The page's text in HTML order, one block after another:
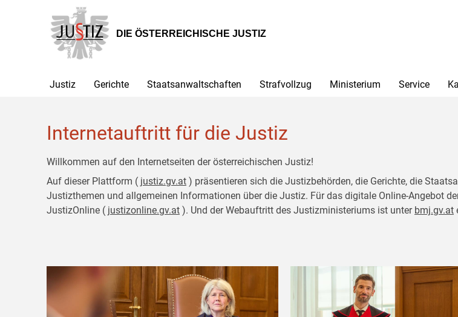
Hauptnavigation
[1]
Inhalt
[2]
DIE ÖSTERREICHISCHE JUSTIZ
Justiz Gerichte Staatsanwaltschaften Strafvollzug Ministerium Service
Internetauftritt für die Justiz
Willkommen auf den Internetseiten der österreichischen Justiz!
Auf dieser Plattform ( justiz.gv.at ) präsentieren sich die Justizbehörden, die Gerichte, die
Justizthemen und allgemeinen Informationen über die Justiz. Für das digitale Online-Angebot
JustizOnline ( justizonline.gv.at ). Und der Webauftritt des Justizministeriums ist unter bmj.gv.at